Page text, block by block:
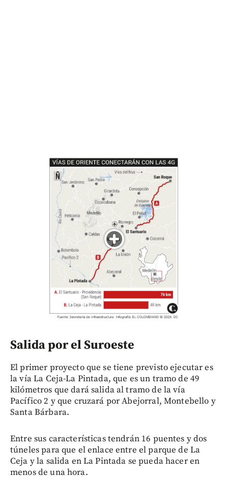
Salida por el Suroeste
El primer proyecto que se tiene previsto ejecutar es
la vía La Ceja-La Pintada, que es un tramo de 49
kilómetros que dará salida al tramo de la vía
Pacífico 2 y que cruzará por Abejorral, Montebello y
Santa Bárbara.
Entre sus características tendrán 16 puentes y dos
túneles para que el enlace entre el parque de La
Ceja y la salida en La Pintada se pueda hacer en
menos de una hora.